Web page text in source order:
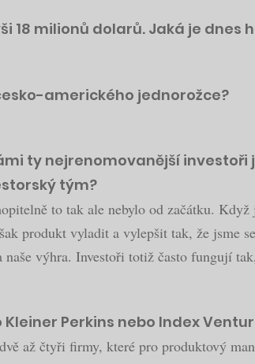
18 milionů dolarů. Jaká je
amerického jednorožce?
ty nejrenomovanější investoři
tým?
to tak ale nebylo od začátku.
produkt vyladit a vylepšit tak, že jsme
výhra. Investoři totiž často fungují
Perkins nebo Index
až čtyři firmy, které pro produktový